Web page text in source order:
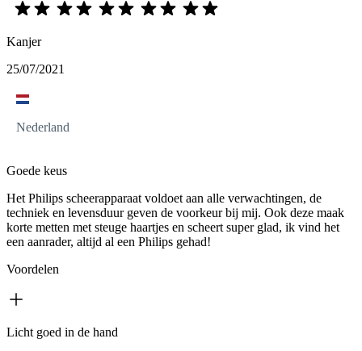
Kanjer
25/07/2021
Nederland
Goede keus
Het Philips scheerapparaat voldoet aan alle verwachtingen, de
techniek en levensduur geven de voorkeur bij mij. Ook deze maak
korte metten met steuge haartjes en scheert super glad, ik vind het
een aanrader, altijd al een Philips gehad!
Voordelen
Licht goed in de hand